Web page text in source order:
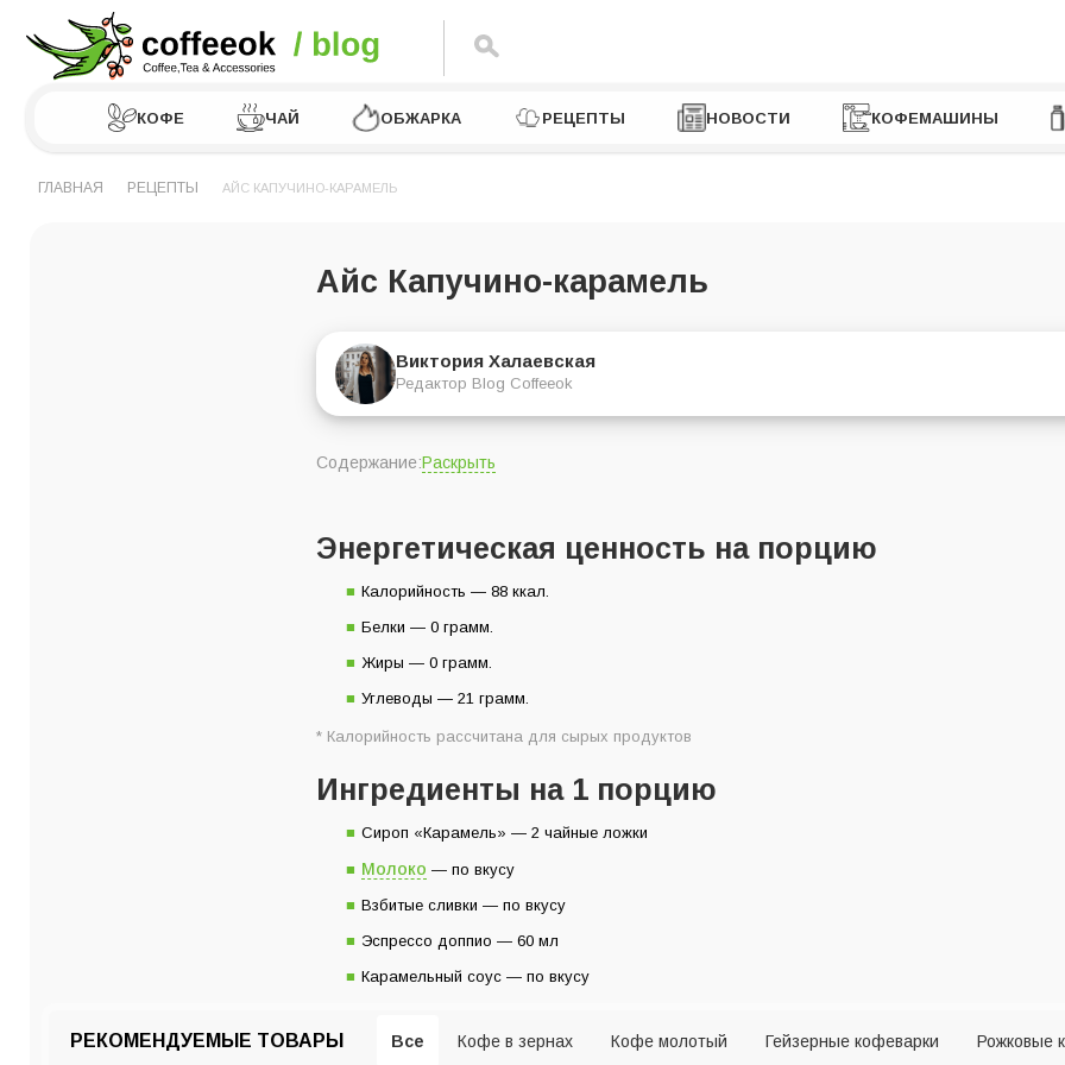
КОФЕ ЧАЙ ОБЖАРКА РЕЦЕПТЫ НОВОСТИ КОФЕМАШИНЫ
ГЛАВНАЯ РЕЦЕПТЫ АЙС КАПУЧИНО-КАРАМЕЛЬ
Айс Капучино-карамель
Виктория Халаевская
Редактор Blog Coffeeok
Содержание:Раскрыть
Ингредиенты на 1 порцию
Энергетическая ценность на порцию
Калорийность — 88 ккал.
Белки — 0 грамм.
Жиры — 0 грамм.
Углеводы — 21 грамм.
* Калорийность рассчитана для сырых продуктов
Ингредиенты на 1 порцию
Сироп «Карамель» — 2 чайные ложки
Молоко — по вкусу
Взбитые сливки — по вкусу
Эспрессо доппио — 60 мл
Карамельный соус — по вкусу
РЕКОМЕНДУЕМЫЕ ТОВАРЫ Все Кофе в зернах Кофе молотый Гейзерные кофеварки Рожковые